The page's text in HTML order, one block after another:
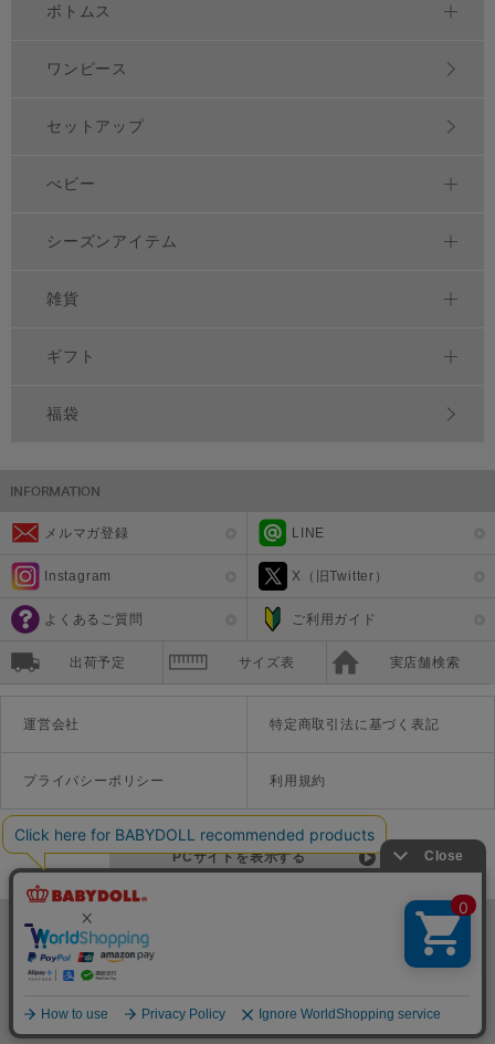
ボトムス
ワンピース
セットアップ
べビー
シーズンアイテム
雑貨
ギフト
福袋
メルマガ登録 LINE
Instagram X（旧Twitter）
よくあるご質問 ご利用ガイド
出荷予定 サイズ表 実店舗検索
運営会社 特定商取引法に基づく表記
プライバシーポリシー 利用規約
PCサイトを表示する
©Disney ©Disney/Pixar ©Disney. Based on the "Winnie the Pooh" works by A.A. Milne and E.H. Shepard.